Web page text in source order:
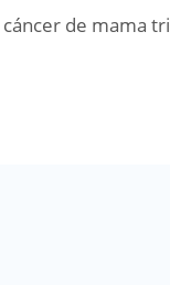
de mama